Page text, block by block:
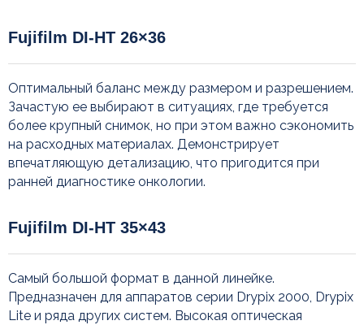
Fujifilm DI-HT 26×36
Оптимальный баланс между размером и разрешением.
Зачастую ее выбирают в ситуациях, где требуется
более крупный снимок, но при этом важно сэкономить
на расходных материалах. Демонстрирует
впечатляющую детализацию, что пригодится при
ранней диагностике онкологии.
Fujifilm DI-HT 35×43
Самый большой формат в данной линейке.
Предназначен для аппаратов серии Drypix 2000, Drypix
Lite и ряда других систем. Высокая оптическая